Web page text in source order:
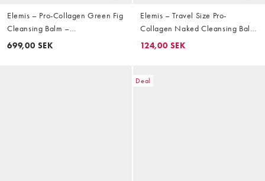
Elemis – Pro-Collagen Green Fig
Cleansing Balm –
Rengöringskräm 100g
699,00 SEK
Elemis – Travel Size Pro-
Collagen Naked Cleansing Balm
–Rengöringsbalsam i resestorlek,
124,00 SEK
Deal